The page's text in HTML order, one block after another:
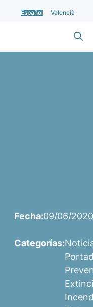
Español Valencià
Fecha:09/06/2020
Categorías: